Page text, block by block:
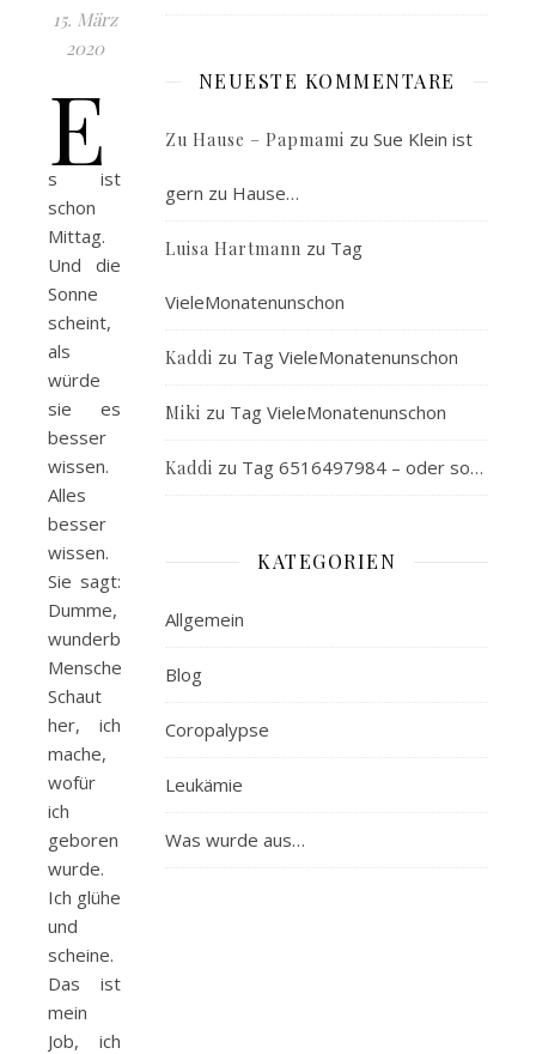
15. März
2020
E
s ist
schon
Mittag.
Und die
Sonne
scheint,
als
würde
sie es
besser
wissen.
Alles
besser
wissen.
Sie sagt:
Dumme,
wunderbare
Menschen.
Schaut
her, ich
mache,
wofür
ich
geboren
wurde.
Ich glühe
und
scheine.
Das ist
mein
Job, ich
NEUESTE KOMMENTARE
Zu Hause – Papmami zu Sue Klein ist
gern zu Hause…
Luisa Hartmann zu Tag
VieleMonatenunschon
Kaddi zu Tag VieleMonatenunschon
Miki zu Tag VieleMonatenunschon
Kaddi zu Tag 6516497984 – oder so…
KATEGORIEN
Allgemein
Blog
Coropalypse
Leukämie
Was wurde aus…